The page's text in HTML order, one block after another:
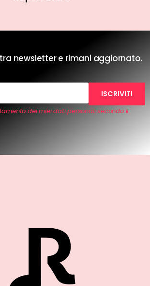
newsletter e rimani aggiornato.
dei miei dati personali secondo il